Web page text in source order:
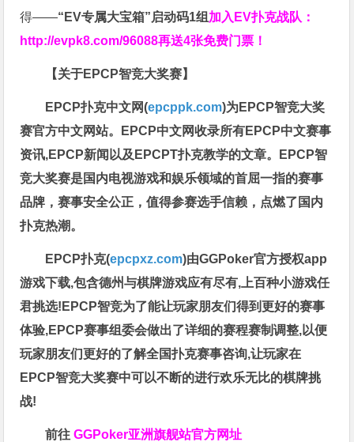
得——“EV专属大宝箱”启动码1组 加入EV扑克战队：
http://evpk8.com/96088再送4张免费门票！
【关于EPCP智竞大奖赛】
EPCP扑克中文网(epcppk.com)为EPCP智竞大奖
赛官方中文网站。EPCP中文网收录所有EPCP中文赛事
资讯,EPCP新闻以及EPCPT扑克教学的文章。EPCP智
竞大奖赛是国内电视游戏和娱乐领域的首屈一指的赛事
品牌，赛事安全公正，值得参赛选手信赖，点燃了国内
扑克热潮。
EPCP扑克(epcpxz.com)由GGPoker官方授权app
游戏下载,包含德州与棋牌游戏应有尽有,上百种小游戏任
君挑选!EPCP智竞为了能让玩家朋友们得到更好的赛事
体验,EPCP赛事组委会做出了详细的赛程赛制调整,以便
玩家朋友们更好的了解全国扑克赛事咨询,让玩家在
EPCP智竞大奖赛中可以不断的进行欢乐无比的棋牌挑
战!
前往GGPoker亚洲旗舰站官方网址